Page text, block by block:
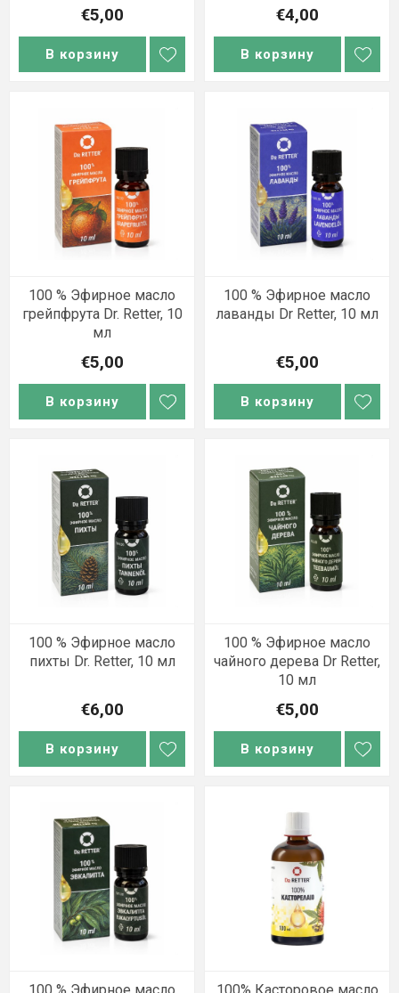
€5,00
В корзину
€4,00
В корзину
100 % Эфирное масло
грейпфрута Dr. Retter, 10
мл
€5,00
В корзину
100 % Эфирное масло
лаванды Dr Retter, 10 мл
€5,00
В корзину
100 % Эфирное масло
пихты Dr. Retter, 10 мл
€6,00
В корзину
100 % Эфирное масло
чайного дерева Dr Retter,
10 мл
€5,00
В корзину